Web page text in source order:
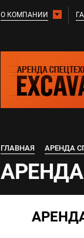
О КОМПАНИИ
ГЛАВНАЯ АРЕНДА